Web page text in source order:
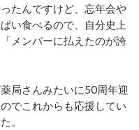
たんですけど、忘年会や
い食べるので、自分史上
メンバーに払えたのが誇
局さんみたいに50周年迎
でこれからも応援してい
。